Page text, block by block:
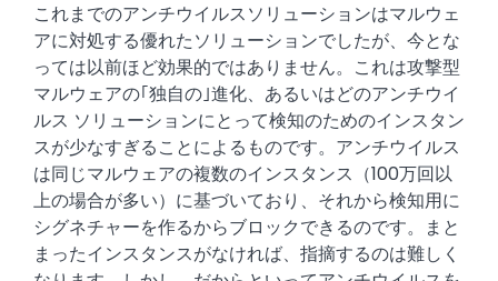
これまでのアンチウイルスソリューションはマルウェ
アに対処する優れたソリューションでしたが、今とな
っては以前ほど効果的ではありません。これは攻撃型
マルウェアの｢独自の｣進化、あるいはどのアンチウイ
ルス ソリューションにとって検知のためのインスタン
スが少なすぎることによるものです。アンチウイルス
は同じマルウェアの複数のインスタンス（100万回以
上の場合が多い）に基づいており、それから検知用に
シグネチャーを作るからブロックできるのです。まと
まったインスタンスがなければ、指摘するのは難しく